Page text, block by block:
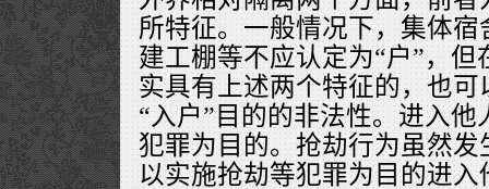
所特征。一般情况下，集体
建工棚等不应认定为“户”，
实具有上述两个特征的，也可
“入户”目的的非法性。进入
犯罪为目的。抢劫行为虽然
以实施抢劫等犯罪为目的进